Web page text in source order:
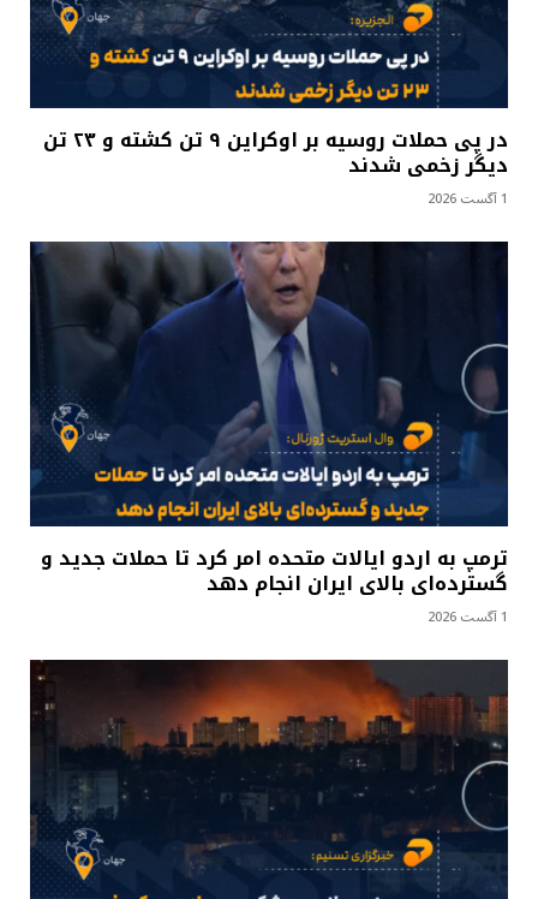
در پی حملات روسیه بر اوکراین ۹ تن کشته و ۲۳ تن
دیگر زخمی شدند
1 آگست 2026
ترمپ به اردو ایالات متحده امر کرد تا حملات جدید و
گسترده‌ای بالای ایران انجام دهد
1 آگست 2026